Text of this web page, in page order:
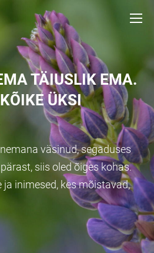
TÄIUSLIK EMA.
ÜKSI
väsinud, segaduses
siis oled õiges kohas.
ja inimesed, kes mõistavad,